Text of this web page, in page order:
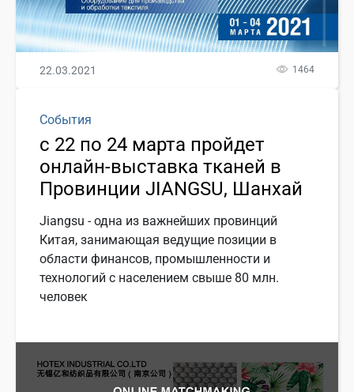
22.03.2021 1464
События
с 22 по 24 марта пройдет
онлайн-выставка тканей в
Провинции JIANGSU, Шанхай
Jiangsu - одна из важнейших провинций
Китая, занимающая ведущие позиции в
области финансов, промышленности и
технологий с населением свыше 80 млн.
человек